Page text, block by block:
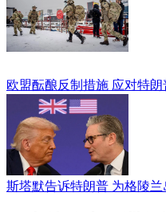
欧盟酝酿反制措施 应对特朗
斯塔默告诉特朗普 为格陵